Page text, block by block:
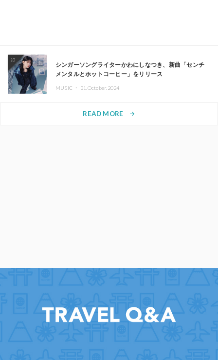
10
シンガーソングライターかわにしなつき、新曲「センチ
メンタルとホットコーヒー」をリリース
MUSIC ・ 31.October.2024
READ MORE arrow_forward